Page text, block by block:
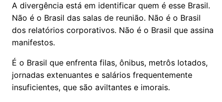
A divergência está em identificar quem é esse Brasil.
Não é o Brasil das salas de reunião. Não é o Brasil
dos relatórios corporativos. Não é o Brasil que assina
manifestos.
É o Brasil que enfrenta filas, ônibus, metrôs lotados,
jornadas extenuantes e salários frequentemente
insuficientes, que são aviltantes e imorais.